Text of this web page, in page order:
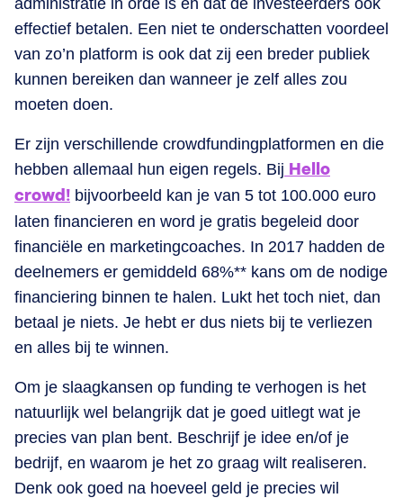
effectief betalen. Een niet te onderschatten voordeel
van zo’n platform is ook dat zij een breder publiek
kunnen bereiken dan wanneer je zelf alles zou
moeten doen.
Er zijn verschillende crowdfundingplatformen en die
hebben allemaal hun eigen regels. Bij Hello
crowd! bijvoorbeeld kan je van 5 tot 100.000 euro
laten financieren en word je gratis begeleid door
financiële en marketingcoaches. In 2017 hadden de
deelnemers er gemiddeld 68%** kans om de nodige
financiering binnen te halen. Lukt het toch niet, dan
betaal je niets. Je hebt er dus niets bij te verliezen
en alles bij te winnen.
Om je slaagkansen op funding te verhogen is het
natuurlijk wel belangrijk dat je goed uitlegt wat je
precies van plan bent. Beschrijf je idee en/of je
bedrijf, en waarom je het zo graag wilt realiseren.
Denk ook goed na hoeveel geld je precies wil